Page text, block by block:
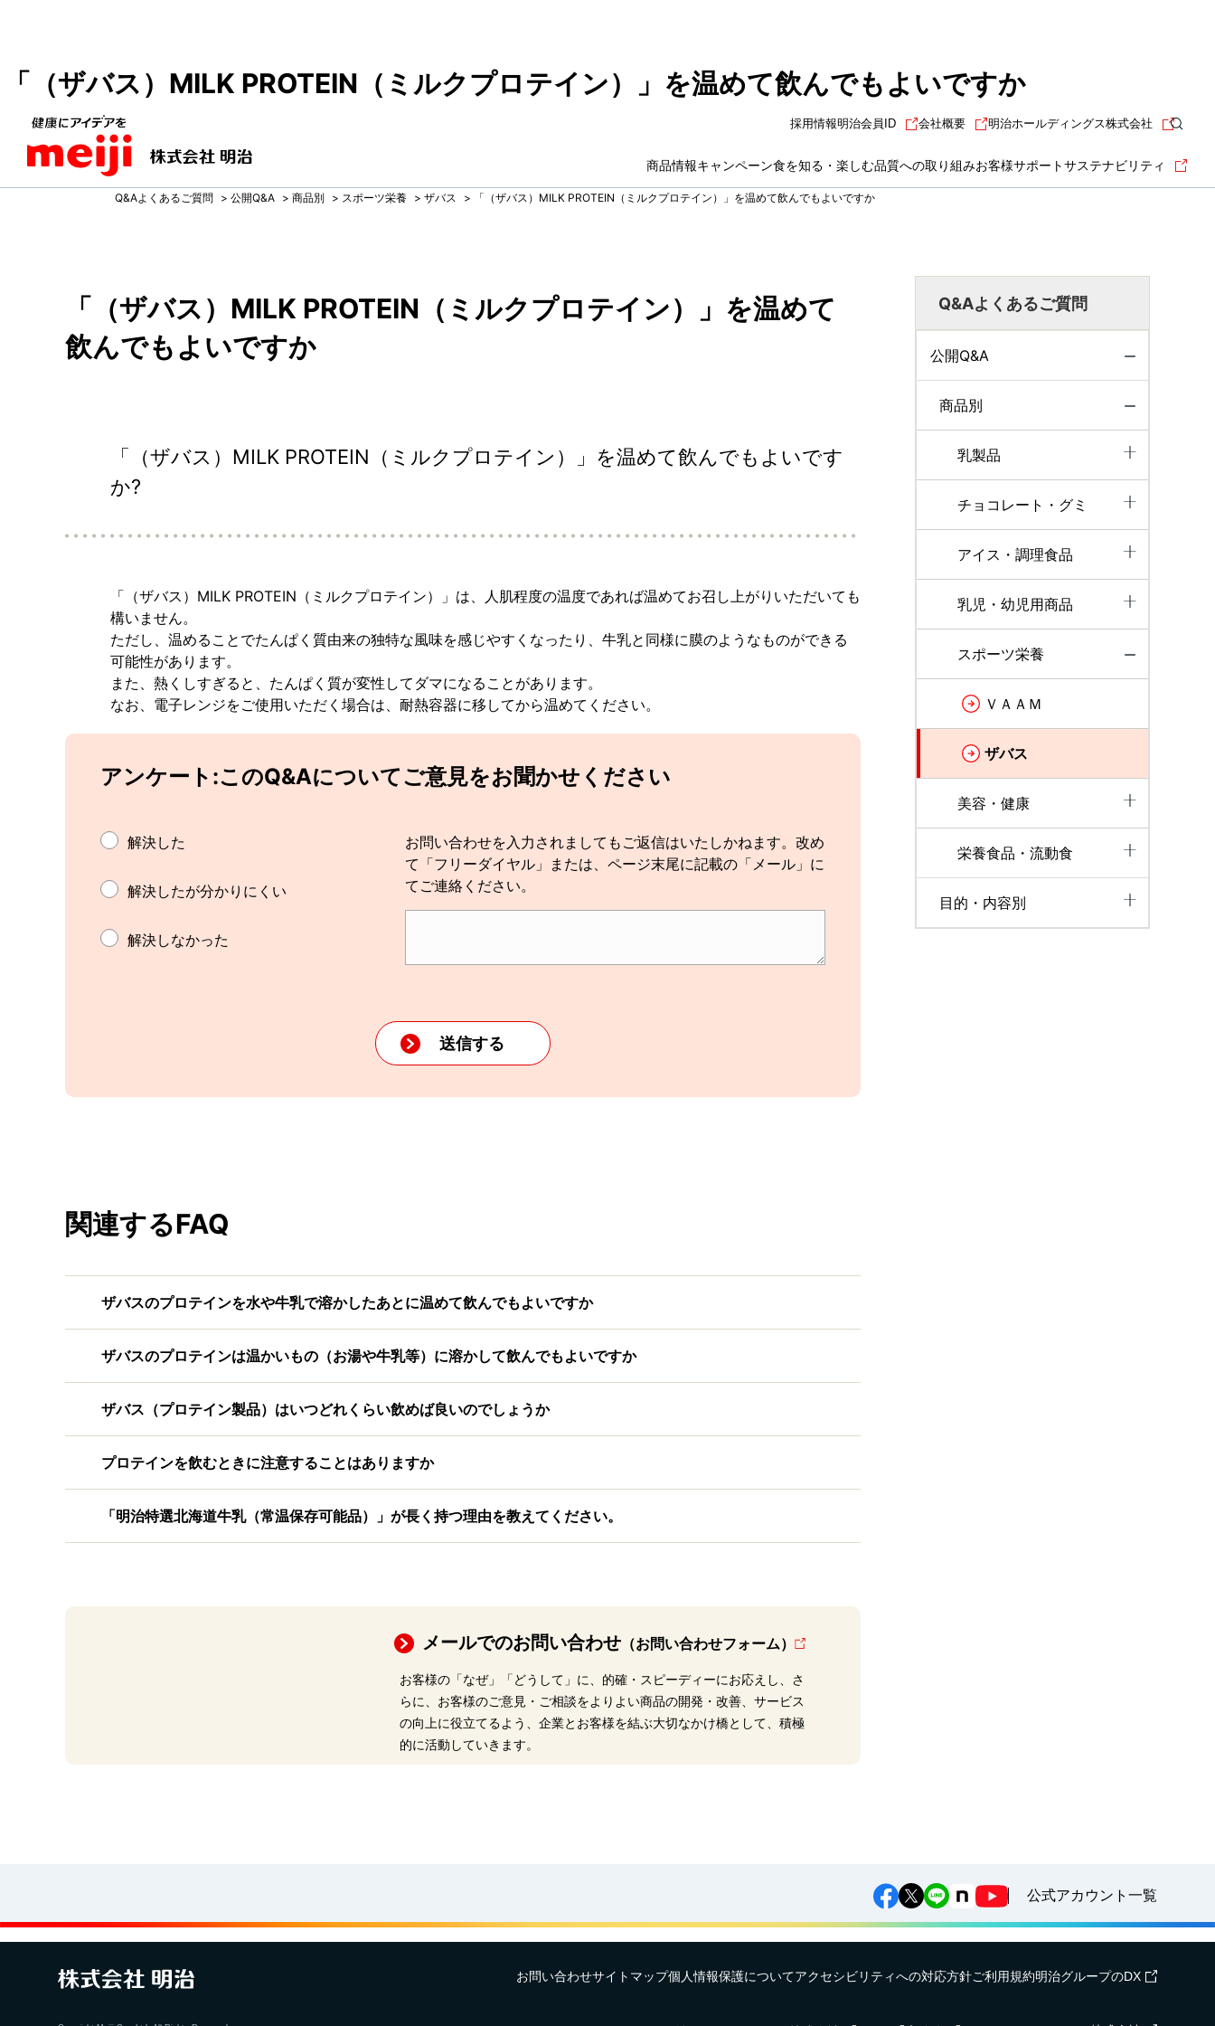
「（ザバス）MILK PROTEIN（ミルクプロテイン）」を温めて飲んでもよいですか
商品情報キャンペーン食を知る・楽しむ品質への取り組みお客様サポートサステナビリティ
採用情報明治会員ID 会社概要 明治ホールディングス株式会社
Q&Aよくあるご質問 > 公開Q&A > 商品別 > スポーツ栄養 > ザバス > 「（ザバス）MILK PROTEIN（ミルクプロテイン）」を温めて飲んでもよいですか
Q&Aよくあるご質問
公開Q&A
商品別
乳製品
チョコレート・グミ
アイス・調理食品
乳児・幼児用商品
スポーツ栄養
ＶＡＡＭ
ザバス
美容・健康
栄養食品・流動食
目的・内容別
「（ザバス）MILK PROTEIN（ミルクプロテイン）」を温めて
飲んでもよいですか
「（ザバス）MILK PROTEIN（ミルクプロテイン）」を温めて飲んでもよいです
か?
「（ザバス）MILK PROTEIN（ミルクプロテイン）」は、人肌程度の温度であれば温めてお召し上がりいただいても
構いません。
ただし、温めることでたんぱく質由来の独特な風味を感じやすくなったり、牛乳と同様に膜のようなものができる
可能性があります。
また、熱くしすぎると、たんぱく質が変性してダマになることがあります。
なお、電子レンジをご使用いただく場合は、耐熱容器に移してから温めてください。
アンケート:このQ&Aについてご意見をお聞かせください
解決した
解決したが分かりにくい
解決しなかった
お問い合わせを入力されましてもご返信はいたしかねます。改め
て「フリーダイヤル」または、ページ末尾に記載の「メール」に
てご連絡ください。
関連するFAQ
ザバスのプロテインを水や牛乳で溶かしたあとに温めて飲んでもよいですか
ザバスのプロテインは温かいもの（お湯や牛乳等）に溶かして飲んでもよいですか
ザバス（プロテイン製品）はいつどれくらい飲めば良いのでしょうか
プロテインを飲むときに注意することはありますか
「明治特選北海道牛乳（常温保存可能品）」が長く持つ理由を教えてください。
メールでのお問い合わせ（お問い合わせフォーム）
お客様の「なぜ」「どうして」に、的確・スピーディーにお応えし、さ
らに、お客様のご意見・ご相談をよりよい商品の開発・改善、サービス
の向上に役立てるよう、企業とお客様を結ぶ大切なかけ橋として、積極
的に活動していきます。
公式アカウント一覧
お問い合わせサイトマップ個人情報保護についてアクセシビリティへの対応方針ご利用規約明治グループのDX